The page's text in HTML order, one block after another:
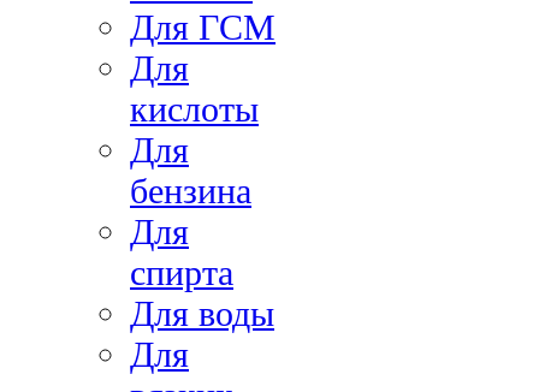
Для ГСМ
Для
кислоты
Для
бензина
Для
спирта
Для воды
Для